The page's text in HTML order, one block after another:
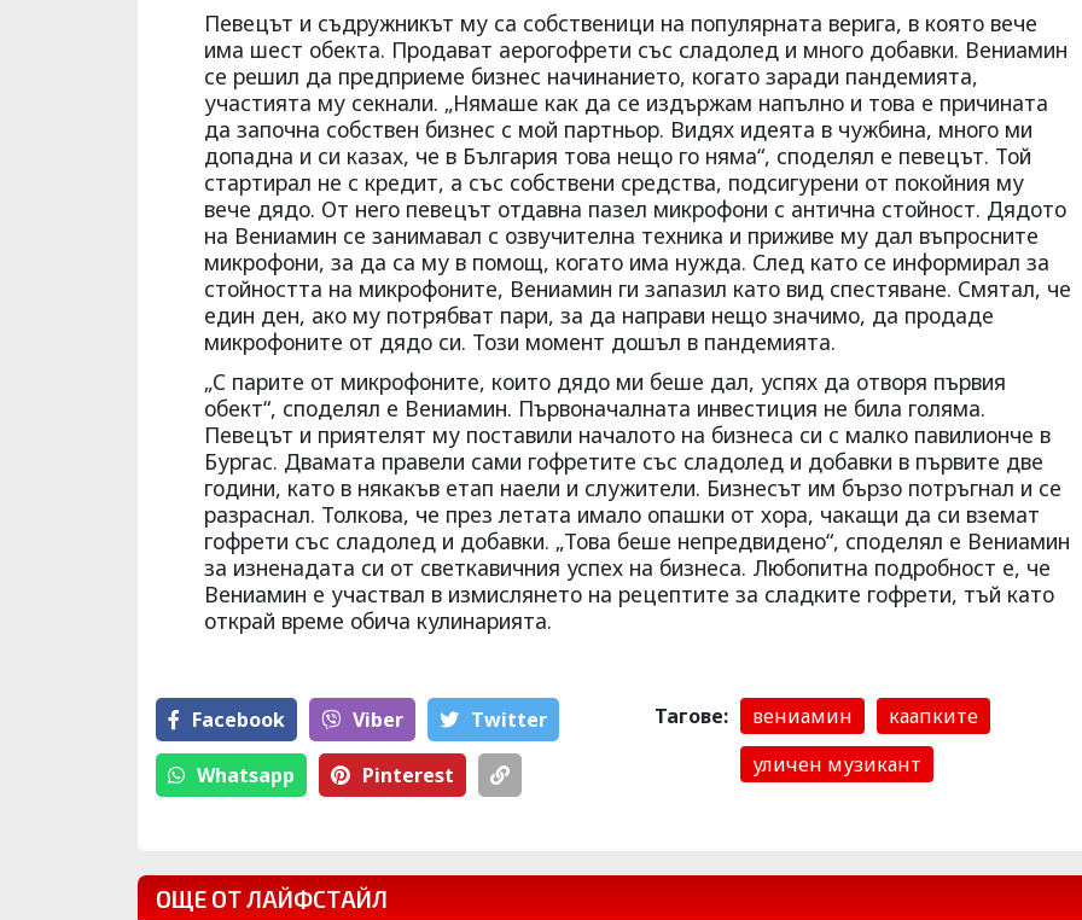
Певецът и съдружникът му са собственици на популярната верига, в която вече
има шест обекта. Продават аерогофрети със сладолед и много добавки. Вениамин
се решил да предприеме бизнес начинанието, когато заради пандемията,
участията му секнали. „Нямаше как да се издържам напълно и това е причината
да започна собствен бизнес с мой партньор. Видях идеята в чужбина, много ми
допадна и си казах, че в България това нещо го няма“, споделял е певецът. Той
стартирал не с кредит, а със собствени средства, подсигурени от покойния му
вече дядо. От него певецът отдавна пазел микрофони с антична стойност. Дядото
на Вениамин се занимавал с озвучителна техника и приживе му дал въпросните
микрофони, за да са му в помощ, когато има нужда. След като се информирал за
стойността на микрофоните, Вениамин ги запазил като вид спестяване. Смятал, че
един ден, ако му потрябват пари, за да направи нещо значимо, да продаде
микрофоните от дядо си. Този момент дошъл в пандемията.
„С парите от микрофоните, които дядо ми беше дал, успях да отворя първия
обект“, споделял е Вениамин. Първоначалната инвестиция не била голяма.
Певецът и приятелят му поставили началото на бизнеса си с малко павилионче в
Бургас. Двамата правели сами гофретите със сладолед и добавки в първите две
години, като в някакъв етап наели и служители. Бизнесът им бързо потръгнал и се
разраснал. Толкова, че през летата имало опашки от хора, чакащи да си вземат
гофрети със сладолед и добавки. „Това беше непредвидено“, споделял е Вениамин
за изненадата си от светкавичния успех на бизнеса. Любопитна подробност е, че
Вениамин е участвал в измислянето на рецептите за сладките гофрети, тъй като
открай време обича кулинарията.
Facebook Viber Тwitter
Whatsapp Pinterest
Тагове: вениамин
каапките
уличен музикант
ОЩЕ ОТ ЛАЙФСТАЙЛ
Брутално